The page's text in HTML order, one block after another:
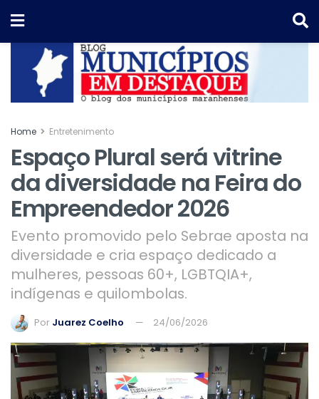
Home Entretenimento
Espaço Plural será vitrine
da diversidade na Feira do
Empreendedor 2026
Evento promovido pelo Sebrae aposta na
diversidade e cria espaço dedicado a
mulheres, pessoas 60+, LGBTQIA+,
indígenas e quilombolas.
Por Juarez Coelho 24/06/2026